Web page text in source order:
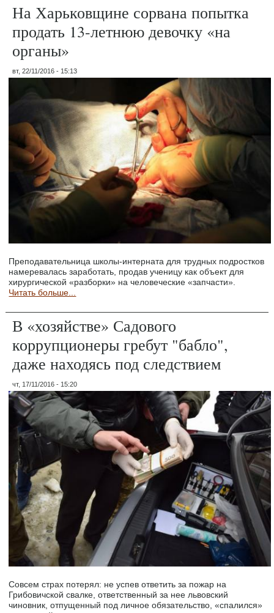
На Харьковщине сорвана попытка
продать 13-летнюю девочку «на
органы»
вт, 22/11/2016 - 15:13
Преподавательница школы-интерната для трудных подростков
намеревалась заработать, продав ученицу как объект для
хирургической «разборки» на человеческие «запчасти».
Читать больше...
В «хозяйстве» Садового
коррупционеры гребут "бабло",
даже находясь под следствием
чт, 17/11/2016 - 15:20
Совсем страх потерял: не успев ответить за пожар на
Грибовичской свалке, ответственный за нее львовский
чиновник, отпущенный под личное обязательство, «спалился»